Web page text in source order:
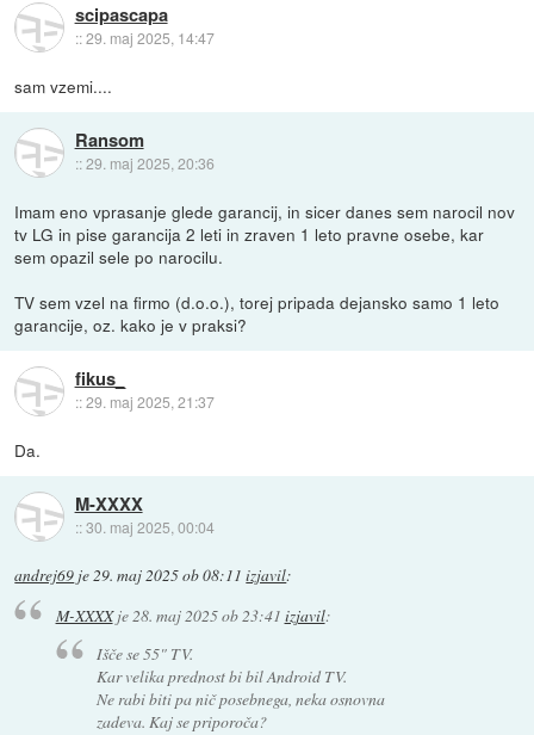
scipascapa
::29. maj 2025, 14:47
sam vzemi....
Ransom
::29. maj 2025, 20:36
Imam eno vprasanje glede garancij, in sicer danes sem narocil nov
tv LG in pise garancija 2 leti in zraven 1 leto pravne osebe, kar
sem opazil sele po narocilu.
TV sem vzel na firmo (d.o.o.), torej pripada dejansko samo 1 leto
garancije, oz. kako je v praksi?
fikus_
::29. maj 2025, 21:37
Da.
M-XXXX
::30. maj 2025, 00:04
andrej69 je29. maj 2025 ob 08:11 izjavil:
M-XXXXje 28. maj 2025 ob 23:41 izjavil:
Išče se 55" TV.
Kar velika prednost bi bil Android TV.
Ne rabi biti pa nič posebnega, neka osnovna
zadeva. Kaj se priporoča?